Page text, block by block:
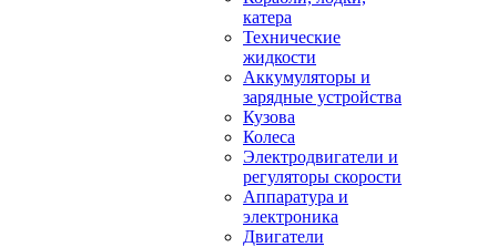
катера
Технические
жидкости
Аккумуляторы и
зарядные устройства
Кузова
Колеса
Электродвигатели и
регуляторы скорости
Аппаратура и
электроника
Двигатели